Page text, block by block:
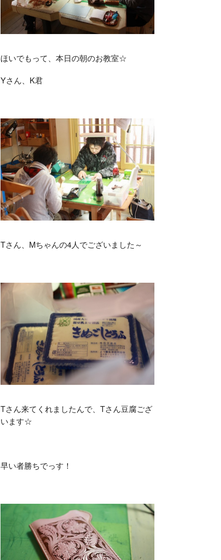
ほいでもって、本日の朝のお教室☆
Yさん、K君
Tさん、Mちゃんの4人でございました～
Tさん来てくれましたんで、Tさん豆腐ござ
います☆
早い者勝ちでっす！